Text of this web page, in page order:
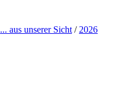
... aus unserer Sicht / 2026